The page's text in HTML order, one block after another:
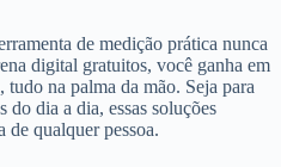
de medição prática nunca
digital gratuitos, você ganha em
na palma da mão. Seja para
do dia a dia, essas soluções
qualquer pessoa.